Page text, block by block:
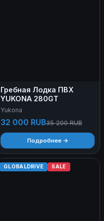
Гребная Лодка ПВХ
YUKONA 280GT
Yukona
32 000 RUB35 200 RUB
Подробнее →
GLOBALDRIVE SALE